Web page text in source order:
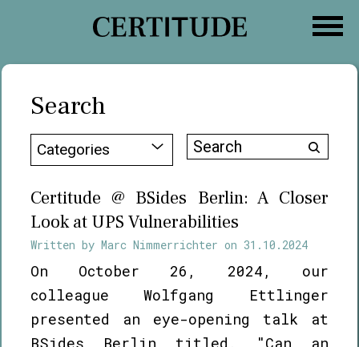
Search
Categories
Search
Certitude @ BSides Berlin: A Closer
Look at UPS Vulnerabilities
Written byMarc Nimmerrichter on 31.10.2024
On October 26, 2024, our
colleague Wolfgang Ettlinger
presented an eye-opening talk at